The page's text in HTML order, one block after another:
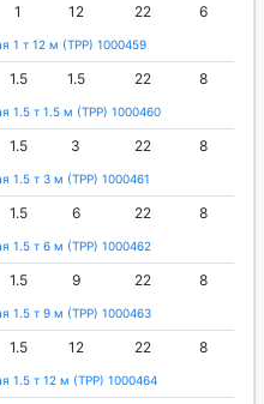
1 12 22 6
1 т 12 м (ТРР) 1000459
1.5 1.5 22 8
1.5 т 1.5 м (ТРР) 1000460
1.5 3 22 8
1.5 т 3 м (ТРР) 1000461
1.5 6 22 8
1.5 т 6 м (ТРР) 1000462
1.5 9 22 8
1.5 т 9 м (ТРР) 1000463
1.5 12 22 8
1.5 т 12 м (ТРР) 1000464